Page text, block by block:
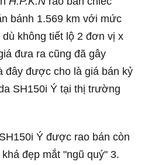
bánh 1.569 km với mức
không tiết lộ 2 đơn vị x
đưa ra cũng đã gây
đây được cho là giá bán kỷ
SH150i Ý tại thị trường
Ý được rao bán còn
đẹp mắt "ngũ quý" 3.